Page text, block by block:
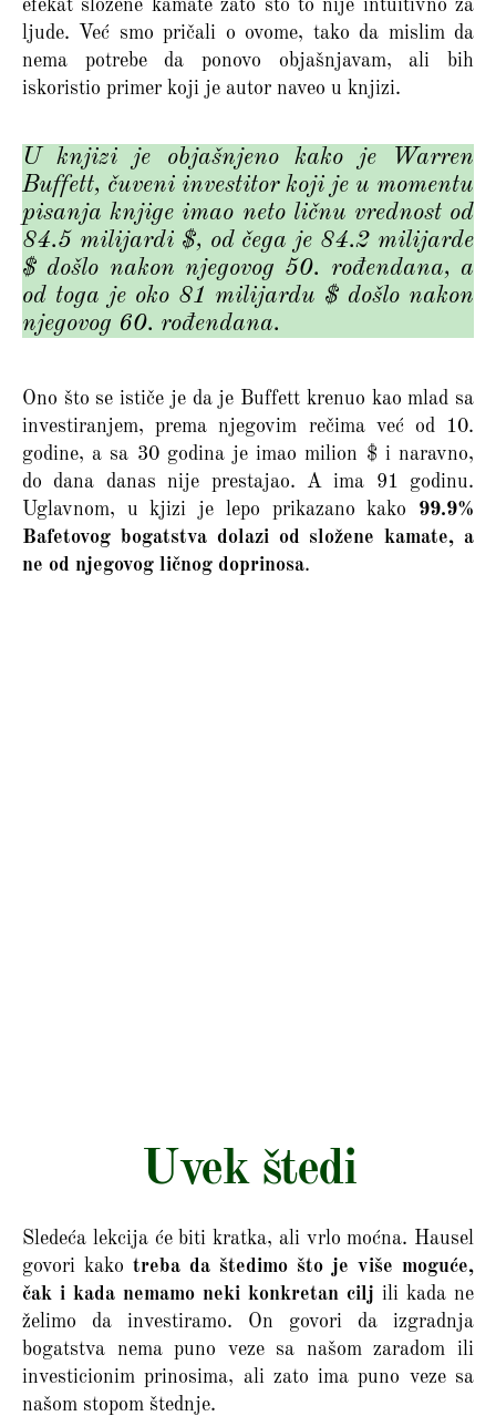
efekat složene kamate zato što to nije intuitivno za
ljude. Već smo pričali o ovome, tako da mislim da
nema potrebe da ponovo objašnjavam, ali bih
iskoristio primer koji je autor naveo u knjizi.
U knjizi je objašnjeno kako je Warren
Buffett, čuveni investitor koji je u momentu
pisanja knjige imao neto ličnu vrednost od
84.5 milijardi $, od čega je 84.2 milijarde
$ došlo nakon njegovog 50. rođendana, a
od toga je oko 81 milijardu $ došlo nakon
njegovog 60. rođendana.
Ono što se ističe je da je Buffett krenuo kao mlad sa
investiranjem, prema njegovim rečima već od 10.
godine, a sa 30 godina je imao milion $ i naravno,
do dana danas nije prestajao. A ima 91 godinu.
Uglavnom, u kjizi je lepo prikazano kako 99.9%
Bafetovog bogatstva dolazi od složene kamate, a
ne od njegovog ličnog doprinosa.
Uvek štedi
Sledeća lekcija će biti kratka, ali vrlo moćna. Hausel
govori kako treba da štedimo što je više moguće,
čak i kada nemamo neki konkretan cilj ili kada ne
želimo da investiramo. On govori da izgradnja
bogatstva nema puno veze sa našom zaradom ili
investicionim prinosima, ali zato ima puno veze sa
našom stopom štednje.